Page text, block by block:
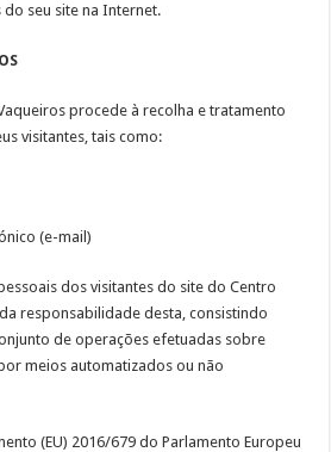
seu site na Internet.
procede à recolha e tratamento
visitantes, tais como:
(e-mail)
dos visitantes do site do Centro
responsabilidade desta, consistindo
de operações efetuadas sobre
meios automatizados ou não
(EU) 2016/679 do Parlamento Europeu